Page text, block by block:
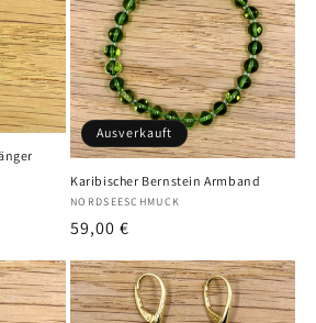
Ausverkauft
Karibischer Bernstein Armband
Anbieter:
NORDSEESCHMUCK
Normaler
59,00 €